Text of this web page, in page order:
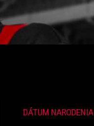
DÁTUM NARODENIA